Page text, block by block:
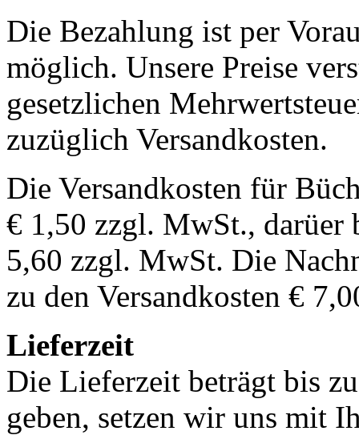
Die Bezahlung ist per
möglich. Unsere Preise
gesetzlichen
zuzüglich Versandkosten.
Die Versandkosten für
€ 1,50 zzgl. MwSt., darüer
5,60 zzgl. MwSt. Die
zu den Versandkosten €
Lieferzeit
Die Lieferzeit beträgt bis
geben, setzen wir uns mit